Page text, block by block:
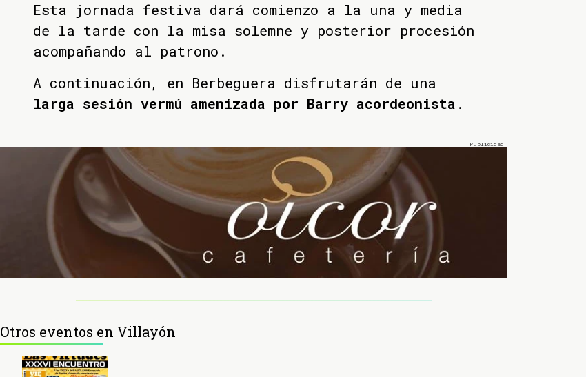
Esta jornada festiva dará comienzo a la una y media
de la tarde con la misa solemne y posterior procesión
acompañando al patrono.
A continuación, en Berbeguera disfrutarán de una
larga sesión vermú amenizada por Barry acordeonista .
Otros eventos en Villayón